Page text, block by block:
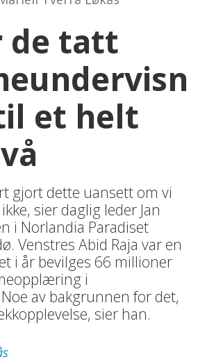
de tatt
et helt
gjort dette uansett om vi
sier daglig leder Jan
i Norlandia Paradiset
Venstres Abid Raja var en
i år bevilges 66 millioner
i
av bakgrunnen for det,
sier han.